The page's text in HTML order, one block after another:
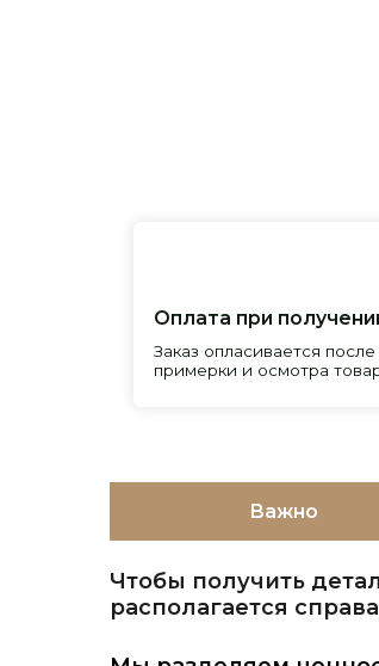
Важно
Чтобы получить
располагается